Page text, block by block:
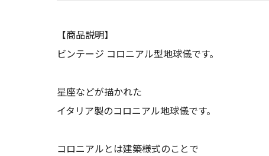
【商品説明】
ビンテージ コロニアル型地球儀です。
星座などが描かれた
イタリア製のコロニアル地球儀です。
コロニアルとは建築様式のことで